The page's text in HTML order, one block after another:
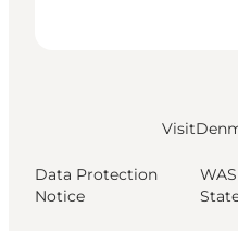
Data Protection
Notice